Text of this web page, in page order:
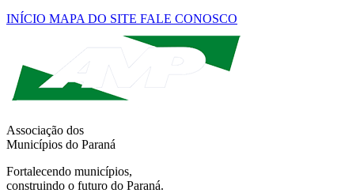
INÍCIO MAPA DO SITE FALE CONOSCO
Associação dos
Municípios do Paraná
Fortalecendo municípios,
construindo o futuro do Paraná.